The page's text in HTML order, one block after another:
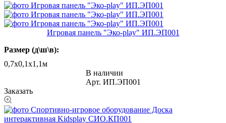
Игровая панель "Эко-play" ИП.ЭП001
Размер (д\ш\в):
0,7х0,1х1,1м
В наличии
Арт. ИП.ЭП001
Заказать